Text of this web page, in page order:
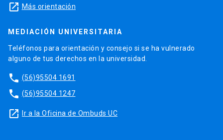
launch Más orientación
MEDIACIÓN UNIVERSITARIA
Teléfonos para orientación y consejo si se ha vulnerado
alguno de tus derechos en la universidad.
phone (56)95504 1691
phone (56)95504 1247
launch Ir a la Oficina de Ombuds UC